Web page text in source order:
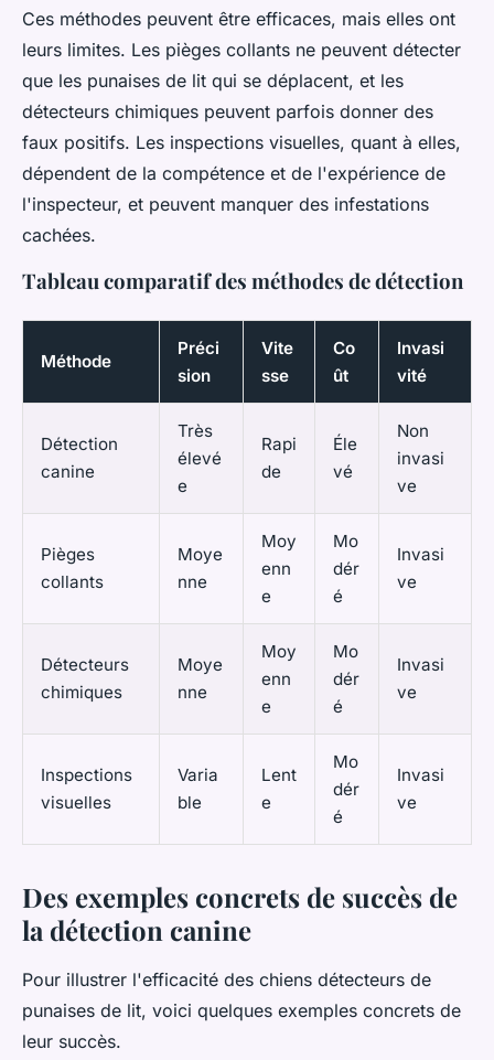
Ces méthodes peuvent être efficaces, mais elles ont
leurs limites. Les pièges collants ne peuvent détecter
que les punaises de lit qui se déplacent, et les
détecteurs chimiques peuvent parfois donner des
faux positifs. Les inspections visuelles, quant à elles,
dépendent de la compétence et de l'expérience de
l'inspecteur, et peuvent manquer des infestations
cachées.
Tableau comparatif des méthodes de détection
Méthode
Préci
sion
Vite
sse
Co
ût
Invasi
vité
Détection
canine
Très
élevé
e
Rapi
de
Éle
vé
Non
invasi
ve
Pièges
collants
Moye
nne
Moy
enn
e
Mo
dér
é
Invasi
ve
Détecteurs
chimiques
Moye
nne
Moy
enn
e
Mo
dér
é
Invasi
ve
Inspections
visuelles
Varia
ble
Lent
e
Mo
dér
é
Invasi
ve
Des exemples concrets de succès de
la détection canine
Pour illustrer l'efficacité des chiens détecteurs de
punaises de lit, voici quelques exemples concrets de
leur succès.